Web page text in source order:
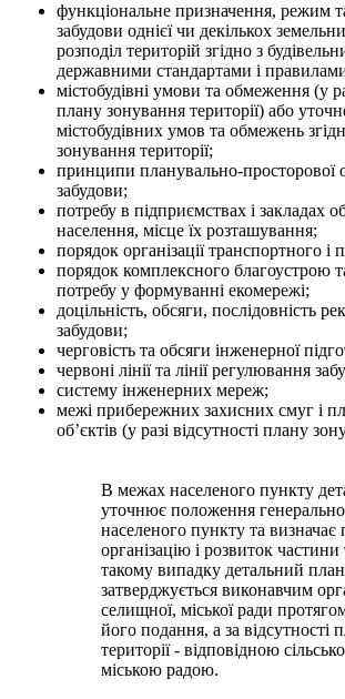
функціональне призначення, режим
забудови однієї чи декількох
розподіл територій згідно з
державними стандартами і
містобудівні умови та обмеження (у
плану зонування території) або
містобудівних умов та обмежень
зонування території;
принципи планувально-просторової
забудови;
потребу в підприємствах і закладах
населення, місце їх розташування;
порядок організації транспортного і
порядок комплексного благоустрою
потребу у формуванні екомережі;
доцільність, обсяги, послідовність
забудови;
черговість та обсяги інженерної
червоні лінії та лінії регулювання
систему інженерних мереж;
межі прибережних захисних смуг і
об’єктів (у разі відсутності плану
В межах населеного пункту
уточнює положення
населеного пункту та визначає
організацію і розвиток частини
такому випадку детальний план
затверджується виконавчим
селищної, міської ради
його подання, а за відсутності
території - відповідною
міською радою.